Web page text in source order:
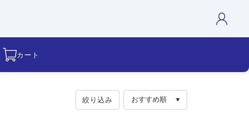
カート
絞り込み